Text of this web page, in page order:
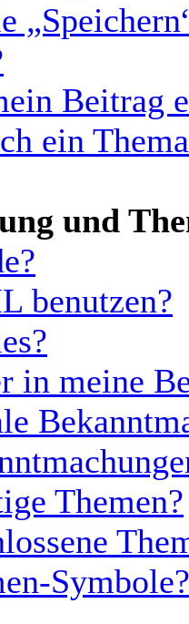
Beitrag
ein
und
benutzen?
in meine
Themen?
Symbole?